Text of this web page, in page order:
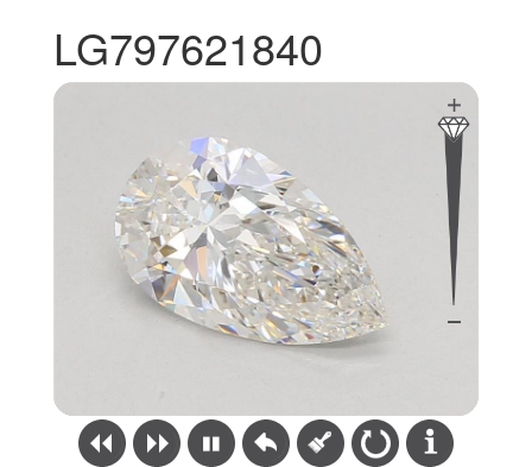
LG797621840